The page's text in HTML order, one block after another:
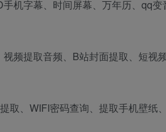
机字幕、时间屏幕、万年历、qq
频提取音频、B站封面提取、短视
取、WIFI密码查询、提取手机壁纸